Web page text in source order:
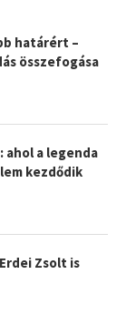
határért –
összefogása
a legenda
kezdődik
Zsolt is